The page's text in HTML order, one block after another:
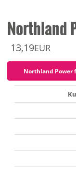
Northland
13,19EUR
Northland Power